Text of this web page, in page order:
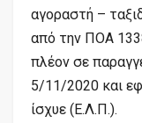
αγοραστή –
από την ΠΟΑ
πλέον σε
5/11/2020 και
ίσχυε (Ε.Λ.Π.).